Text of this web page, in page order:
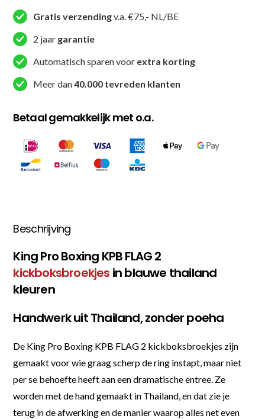
Gratis verzendingv.a. €75,- NL/BE
2 jaar garantie
Automatisch sparen voor extra korting
Meer dan40.000 tevreden klanten
Betaal gemakkelijk met o.a.
Beschrijving
King Pro Boxing KPB FLAG 2
kickboksbroekjes in blauwe thailand
kleuren
Handwerk uit Thailand, zonder poeha
De King Pro Boxing KPB FLAG 2 kickboksbroekjes zijn
gemaakt voor wie graag scherp de ring instapt, maar niet
per se behoefte heeft aan een dramatische entree. Ze
worden met de hand gemaakt in Thailand, en dat zie je
terug in de afwerking en de manier waarop alles net even